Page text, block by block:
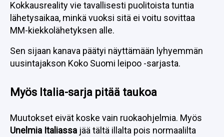
Kokkausreality vie tavallisesti puolitoista tuntia
lähetysaikaa, minkä vuoksi sitä ei voitu sovittaa
MM-kiekkolähetyksen alle.
Sen sijaan kanava päätyi näyttämään lyhyemmän
uusintajakson Koko Suomi leipoo -sarjasta.
Myös Italia-sarja pitää taukoa
Muutokset eivät koske vain ruokaohjelmia. Myös
Unelmia Italiassa jää tältä illalta pois normaalilta